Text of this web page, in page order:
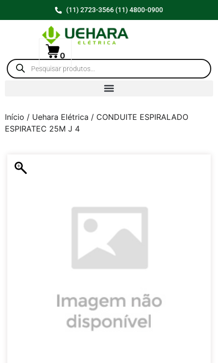
(11) 2723-3566 (11) 4800-0900
0
Início / Uehara Elétrica / CONDUITE ESPIRALADO
ESPIRATEC 25M J 4